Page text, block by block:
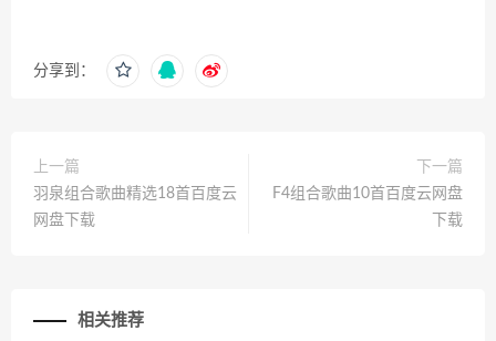
分享到：
上一篇
羽泉组合歌曲精选18首百度云
网盘下载
下一篇
F4组合歌曲10首百度云网盘
下载
相关推荐